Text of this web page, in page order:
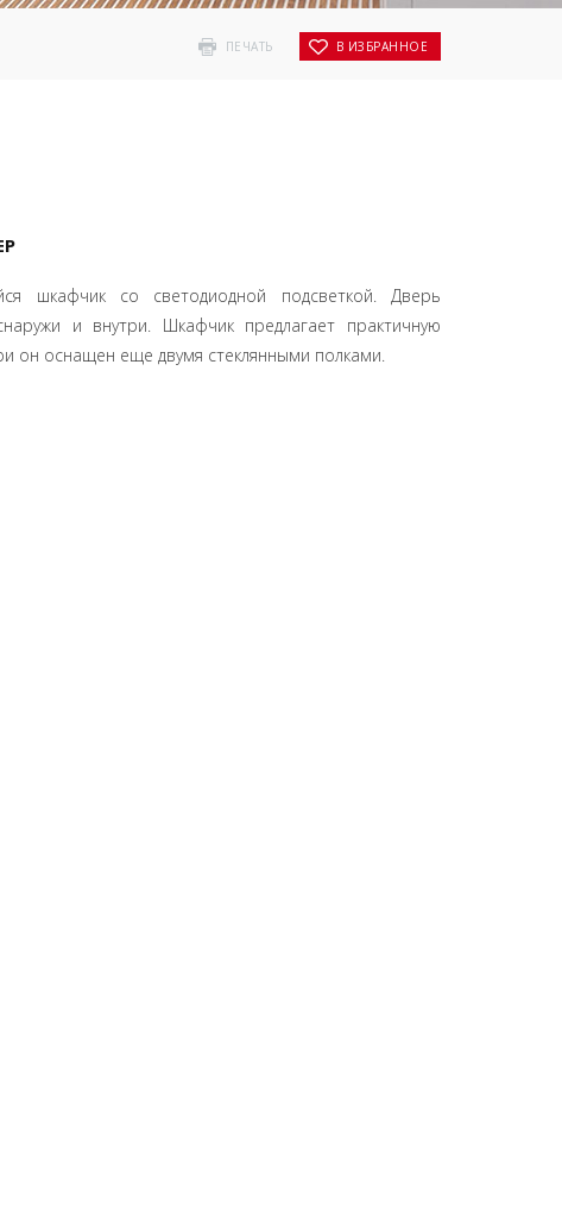
ПЕЧАТЬ В ИЗБРАННОЕ
шкафчик со светодиодной подсветкой. Дверь
и внутри. Шкафчик предлагает практичную
он оснащен еще двумя стеклянными полками.